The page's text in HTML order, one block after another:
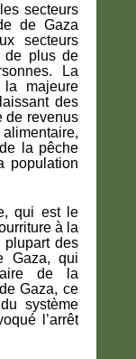
secteurs
de Gaza
secteurs
de plus de
La
la majeure
des
de revenus
alimentaire,
la pêche
population
qui est le
à la
plupart des
Gaza, qui
de la
Gaza, ce
système
l’arrêt